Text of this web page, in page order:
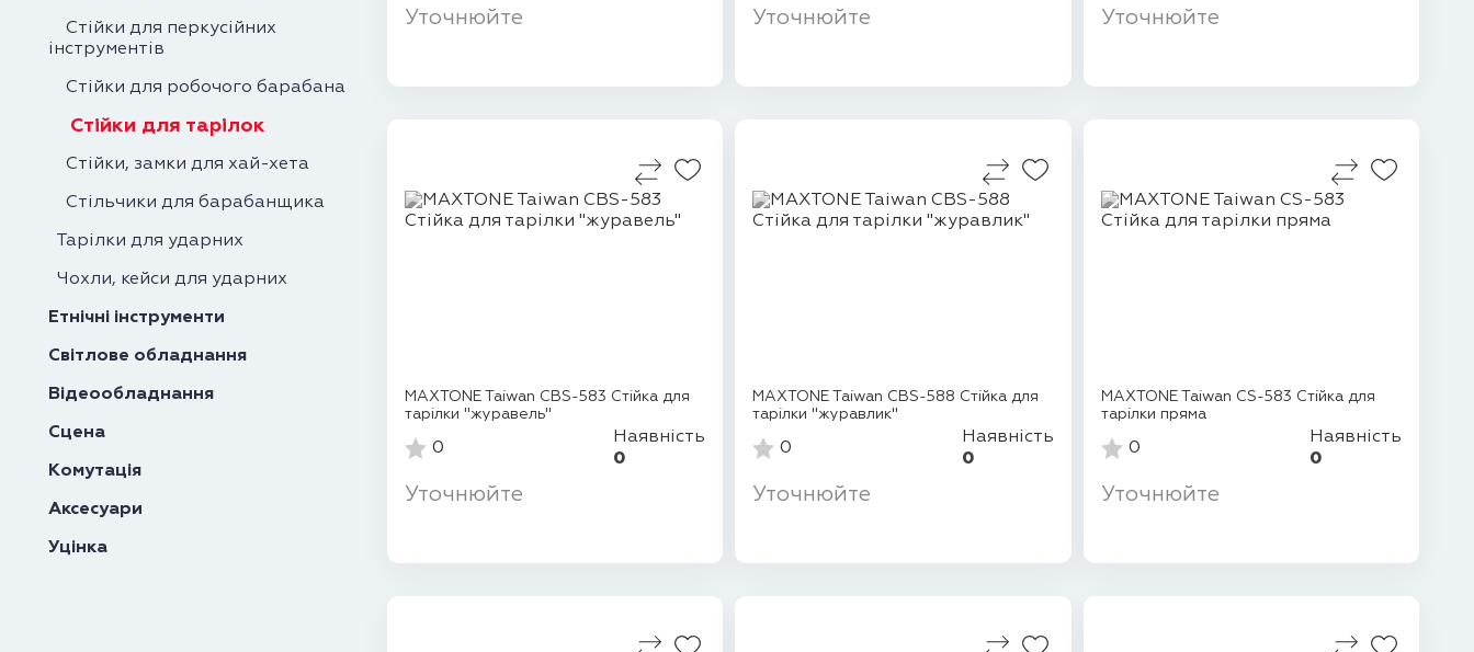
Стійки для перкусійних
інструментів
Стійки для робочого барабана
Стійки для тарілок
Стійки, замки для хай-хета
Стільчики для барабанщика
Тарілки для ударних
Чохли, кейси для ударних
Етнічні інструменти
Світлове обладнання
Відеообладнання
Сцена
Комутація
Аксесуари
Уцінка
Уточнюйте Уточнюйте Уточнюйте
MAXTONE Taiwan CBS-583 Стійка для
тарілки "журавель"
0
Наявність
0
Уточнюйте
MAXTONE Taiwan CBS-588 Стійка для
тарілки "журавлик"
0
Наявність
0
Уточнюйте
MAXTONE Taiwan CS-583 Стійка для
тарілки пряма
0
Наявність
0
Уточнюйте